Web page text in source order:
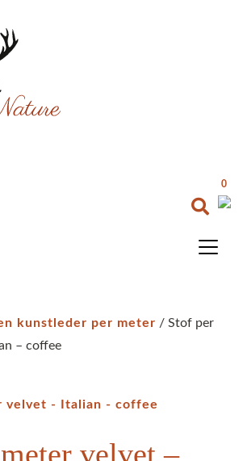
0
kunstleder per meter / Stof per
– coffee
velvet –